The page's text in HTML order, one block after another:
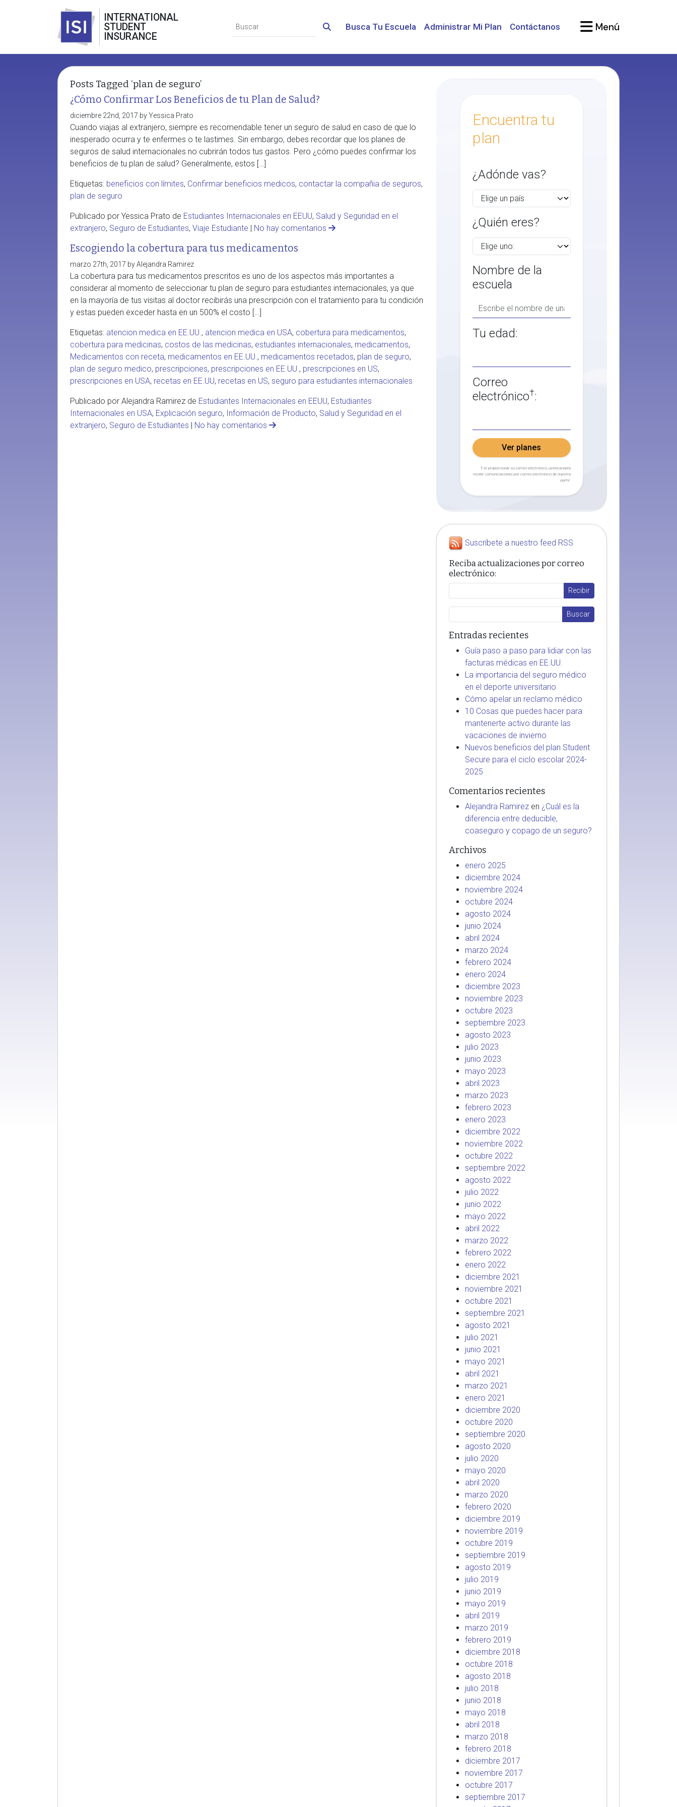
INTERNATIONAL
STUDENT
INSURANCE
Busca Tu Escuela Administrar Mi Plan Contáctanos Menú
Posts Tagged ‘plan de seguro’
¿Cómo Confirmar Los Beneficios de tu Plan de Salud?
diciembre 22nd, 2017 by Yessica Prato
Cuando viajas al extranjero, siempre es recomendable tener un seguro de salud en caso de que lo
inesperado ocurra y te enfermes o te lastimes. Sin embargo, debes recordar que los planes de
seguros de salud internacionales no cubrirán todos tus gastos. Pero ¿cómo puedes confirmar los
beneficios de tu plan de salud? Generalmente, estos […]
Etiquetas: beneficios con límites, Confirmar beneficios medicos, contactar la compañia de seguros,
plan de seguro
Publicado por Yessica Prato de Estudiantes Internacionales en EEUU, Salud y Seguridad en el
extranjero, Seguro de Estudiantes, Viaje Estudiante | No hay comentarios
Escogiendo la cobertura para tus medicamentos
marzo 27th, 2017 by Alejandra Ramirez
La cobertura para tus medicamentos prescritos es uno de los aspectos más importantes a
considerar al momento de seleccionar tu plan de seguro para estudiantes internacionales, ya que
en la mayoría de tus visitas al doctor recibirás una prescripción con el tratamiento para tu condición
y estas pueden exceder hasta en un 500% el costo […]
Etiquetas: atencion medica en EE.UU., atencion medica en USA, cobertura para medicamentos,
cobertura para medicinas, costos de las medicinas, estudiantes internacionales, medicamentos,
Medicamentos con receta, medicamentos en EE.UU., medicamentos recetados, plan de seguro,
plan de seguro medico, prescripciones, prescripciones en EE.UU., prescripciones en US,
prescripciones en USA, recetas en EE.UU, recetas en US, seguro para estudiantes internacionales
Publicado por Alejandra Ramirez de Estudiantes Internacionales en EEUU, Estudiantes
Internacionales en USA, Explicación seguro, Información de Producto, Salud y Seguridad en el
extranjero, Seguro de Estudiantes | No hay comentarios
Encuentra tu
plan
¿Adónde vas?
¿Quién eres?
Nombre de la
escuela
Tu edad:
Correo
electrónico†:
Ver planes
† Al proporcionar su correo electrónico, usted acepta
recibir comunicaciones por correo electrónico de nuestra
parte.
Suscríbete a nuestro feed RSS
Reciba actualizaciones por correo
electrónico:
Entradas recientes
Guía paso a paso para lidiar con las
facturas médicas en EE.UU.
La importancia del seguro médico
en el deporte universitario
Cómo apelar un reclamo médico
10 Cosas que puedes hacer para
mantenerte activo durante las
vacaciones de invierno
Nuevos beneficios del plan Student
Secure para el ciclo escolar 2024-
2025
Comentarios recientes
Alejandra Ramirezen ¿Cuál es la
diferencia entre deducible,
coaseguro y copago de un seguro?
Archivos
enero 2025
diciembre 2024
noviembre 2024
octubre 2024
agosto 2024
junio 2024
abril 2024
marzo 2024
febrero 2024
enero 2024
diciembre 2023
noviembre 2023
octubre 2023
septiembre 2023
agosto 2023
julio 2023
junio 2023
mayo 2023
abril 2023
marzo 2023
febrero 2023
enero 2023
diciembre 2022
noviembre 2022
octubre 2022
septiembre 2022
agosto 2022
julio 2022
junio 2022
mayo 2022
abril 2022
marzo 2022
febrero 2022
enero 2022
diciembre 2021
noviembre 2021
octubre 2021
septiembre 2021
agosto 2021
julio 2021
junio 2021
mayo 2021
abril 2021
marzo 2021
enero 2021
diciembre 2020
octubre 2020
septiembre 2020
agosto 2020
julio 2020
mayo 2020
abril 2020
marzo 2020
febrero 2020
diciembre 2019
noviembre 2019
octubre 2019
septiembre 2019
agosto 2019
julio 2019
junio 2019
mayo 2019
abril 2019
marzo 2019
febrero 2019
diciembre 2018
octubre 2018
agosto 2018
julio 2018
junio 2018
mayo 2018
abril 2018
marzo 2018
febrero 2018
diciembre 2017
noviembre 2017
octubre 2017
septiembre 2017